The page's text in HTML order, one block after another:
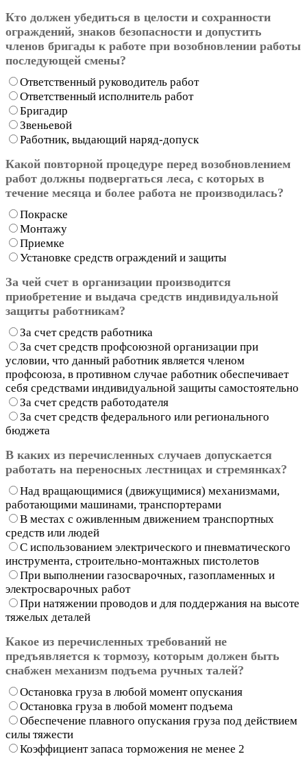
Кто должен убедиться в целости и сохранности
ограждений, знаков безопасности и допустить
членов бригады к работе при возобновлении работы
последующей смены?
Ответственный руководитель работ
Ответственный исполнитель работ
Бригадир
Звеньевой
Работник, выдающий наряд-допуск
Какой повторной процедуре перед возобновлением
работ должны подвергаться леса, с которых в
течение месяца и более работа не производилась?
Покраске
Монтажу
Приемке
Установке средств ограждений и защиты
За чей счет в организации производится
приобретение и выдача средств индивидуальной
защиты работникам?
За счет средств работника
За счет средств профсоюзной организации при
условии, что данный работник является членом
профсоюза, в противном случае работник обеспечивает
себя средствами индивидуальной защиты самостоятельно
За счет средств работодателя
За счет средств федерального или регионального
бюджета
В каких из перечисленных случаев допускается
работать на переносных лестницах и стремянках?
Над вращающимися (движущимися) механизмами,
работающими машинами, транспортерами
В местах с оживленным движением транспортных
средств или людей
С использованием электрического и пневматического
инструмента, строительно-монтажных пистолетов
При выполнении газосварочных, газопламенных и
электросварочных работ
При натяжении проводов и для поддержания на высоте
тяжелых деталей
Какое из перечисленных требований не
предъявляется к тормозу, которым должен быть
снабжен механизм подъема ручных талей?
Остановка груза в любой момент опускания
Остановка груза в любой момент подъема
Обеспечение плавного опускания груза под действием
силы тяжести
Коэффициент запаса торможения не менее 2